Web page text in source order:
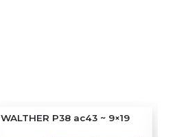
WALTHER P38 ac43 ~ 9×19